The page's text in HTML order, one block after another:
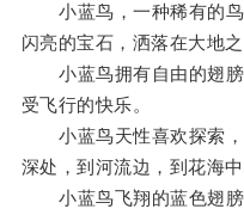
小蓝鸟，一种稀有的鸟
闪亮的宝石，洒落在大地
小蓝鸟拥有自由的翅膀
受飞行的快乐。
小蓝鸟天性喜欢探索，
深处，到河流边，到花海
小蓝鸟飞翔的蓝色翅膀